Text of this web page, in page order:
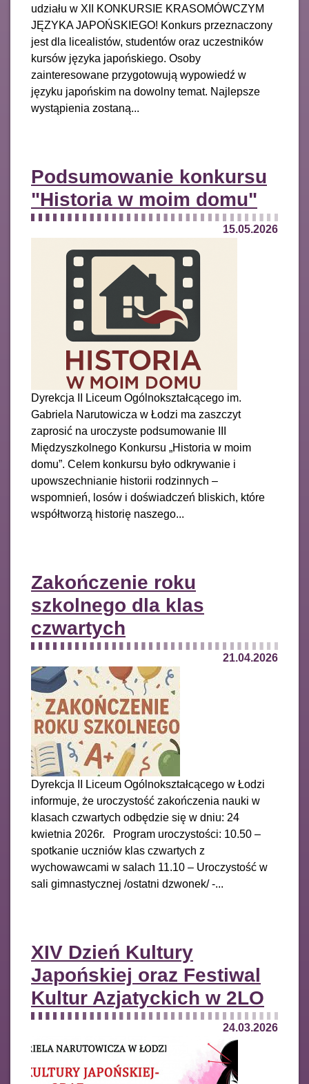
udziału w XII KONKURSIE KRASOMÓWCZYM
JĘZYKA JAPOŃSKIEGO! Konkurs przeznaczony
jest dla licealistów, studentów oraz uczestników
kursów języka japońskiego. Osoby
zainteresowane przygotowują wypowiedź w
języku japońskim na dowolny temat. Najlepsze
wystąpienia zostaną...
Podsumowanie konkursu
"Historia w moim domu"
15.05.2026
Dyrekcja II Liceum Ogólnokształcącego im.
Gabriela Narutowicza w Łodzi ma zaszczyt
zaprosić na uroczyste podsumowanie III
Międzyszkolnego Konkursu „Historia w moim
domu”. Celem konkursu było odkrywanie i
upowszechnianie historii rodzinnych –
wspomnień, losów i doświadczeń bliskich, które
współtworzą historię naszego...
Zakończenie roku
szkolnego dla klas
czwartych
21.04.2026
Dyrekcja II Liceum Ogólnokształcącego w Łodzi
informuje, że uroczystość zakończenia nauki w
klasach czwartych odbędzie się w dniu: 24
kwietnia 2026r. Program uroczystości: 10.50 –
spotkanie uczniów klas czwartych z
wychowawcami w salach 11.10 – Uroczystość w
sali gimnastycznej /ostatni dzwonek/ -...
XIV Dzień Kultury
Japońskiej oraz Festiwal
Kultur Azjatyckich w 2LO
24.03.2026